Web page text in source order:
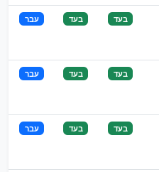
בעד בעד עבר
בעד בעד עבר
בעד בעד עבר